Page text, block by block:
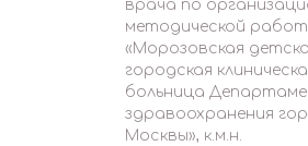
врача по
методической
«Морозовская
городская
больница
здравоохранения
Москвы», к.м.н.